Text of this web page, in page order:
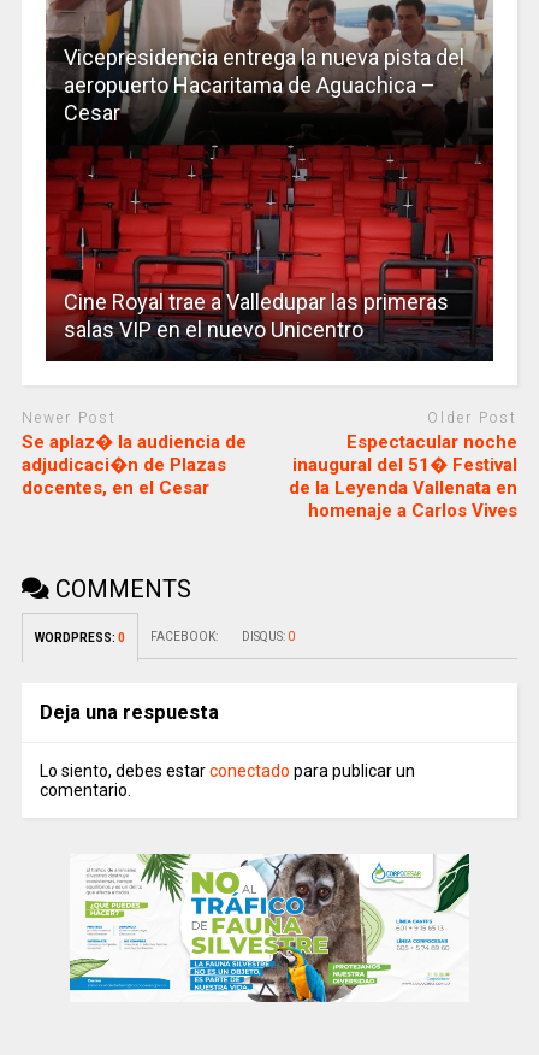
Vicepresidencia entrega la nueva pista del
aeropuerto Hacaritama de Aguachica –
Cesar
Cine Royal trae a Valledupar las primeras
salas VIP en el nuevo Unicentro
Newer Post
Se aplaz� la audiencia de
adjudicaci�n de Plazas
docentes, en el Cesar
Older Post
Espectacular noche
inaugural del 51� Festival
de la Leyenda Vallenata en
homenaje a Carlos Vives
COMMENTS
WORDPRESS: 0 FACEBOOK: DISQUS: 0
Deja una respuesta
Lo siento, debes estarconectado para publicar un
comentario.